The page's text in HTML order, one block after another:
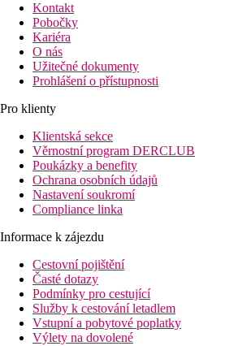
Kontakt
Pobočky
Kariéra
O nás
Užitečné dokumenty
Prohlášení o přístupnosti
Pro klienty
Klientská sekce
Věrnostní program DERCLUB
Poukázky a benefity
Ochrana osobních údajů
Nastavení soukromí
Compliance linka
Informace k zájezdu
Cestovní pojištění
Časté dotazy
Podmínky pro cestující
Služby k cestování letadlem
Vstupní a pobytové poplatky
Výlety na dovolené